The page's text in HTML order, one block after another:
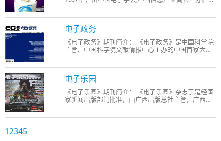
唯一的一份全面介绍电子商务的全彩色月刊。由中国
电子学会主办，电子商务专家委员会承办。本刊出版
发行的
电子政务
《电子政务》期刊简介： 《电子政务》是中国科学院
主管、中国科学院文献情报中心主办的中国首家大型
中国电子政务实践为核心办刊理念，致力于探讨中国
电子政务发展道路和模式，推动国家信息化和电子政
务进程
电子乐园
《电子乐园》期刊简介： 《电子乐园》杂志于是经国
家新闻出版部门批准，由广西出版总社主管，广西金
开发行。在本刊发表的论文，可作为作者参加职称评
12345